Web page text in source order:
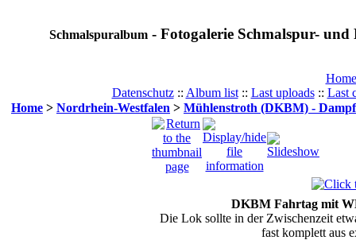
Schmalspuralbum- Fotogalerie Schmalspur-
Home
Datenschutz:: Album list:: Last uploads:: Last
Home > Nordrhein-Westfalen > Mühlenstroth (DKBM) -
DKBM Fahrtag mit
Die Lok sollte in der Zwischenzeit
fast komplett aus